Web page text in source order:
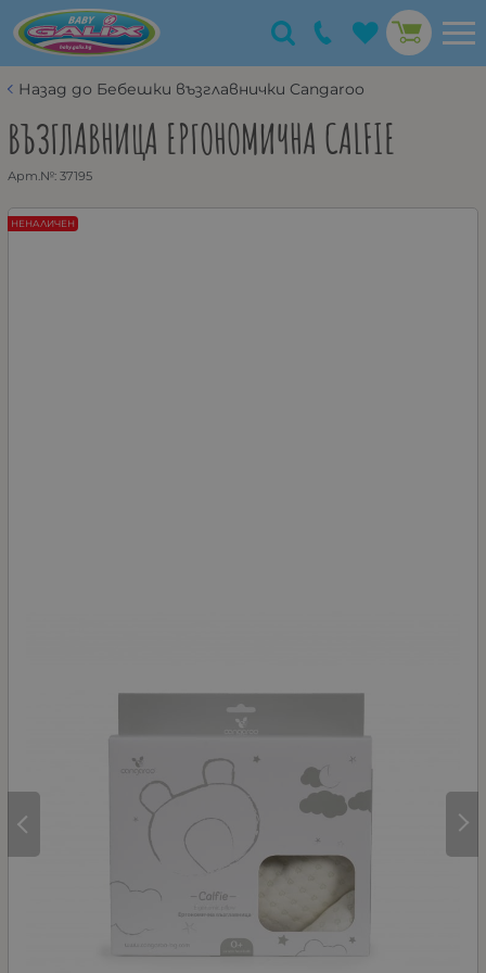
Назад до Бебешки възглавнички Cangaroo
ВЪЗГЛАВНИЦА ЕРГОНОМИЧНА CALFIE
Арт.№: 37195
НЕНАЛИЧЕН